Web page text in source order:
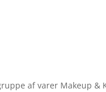
af varer Makeup &